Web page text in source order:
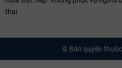
thai.
© Bản quyền